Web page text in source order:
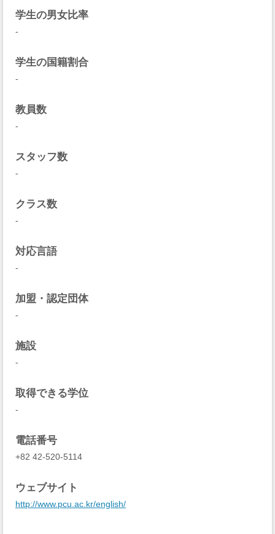
学生の男女比率
-
学生の国籍割合
-
教員数
-
スタッフ数
-
クラス数
-
対応言語
-
加盟・認定団体
-
施設
-
取得できる学位
-
電話番号
+82 42-520-5114
ウェブサイト
http://www.pcu.ac.kr/english/